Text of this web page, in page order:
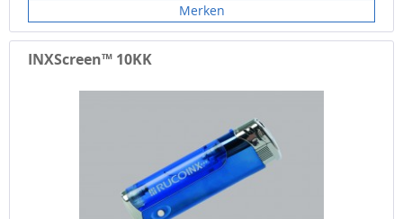
Merken
INXScreen™ 10KK